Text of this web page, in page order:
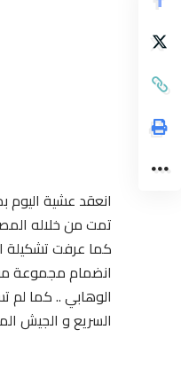
تمت من خلاله
كما عرفت تشكيلة
انضمام مجموعة من
الوهابي .. كما لم
السريع و الجيش